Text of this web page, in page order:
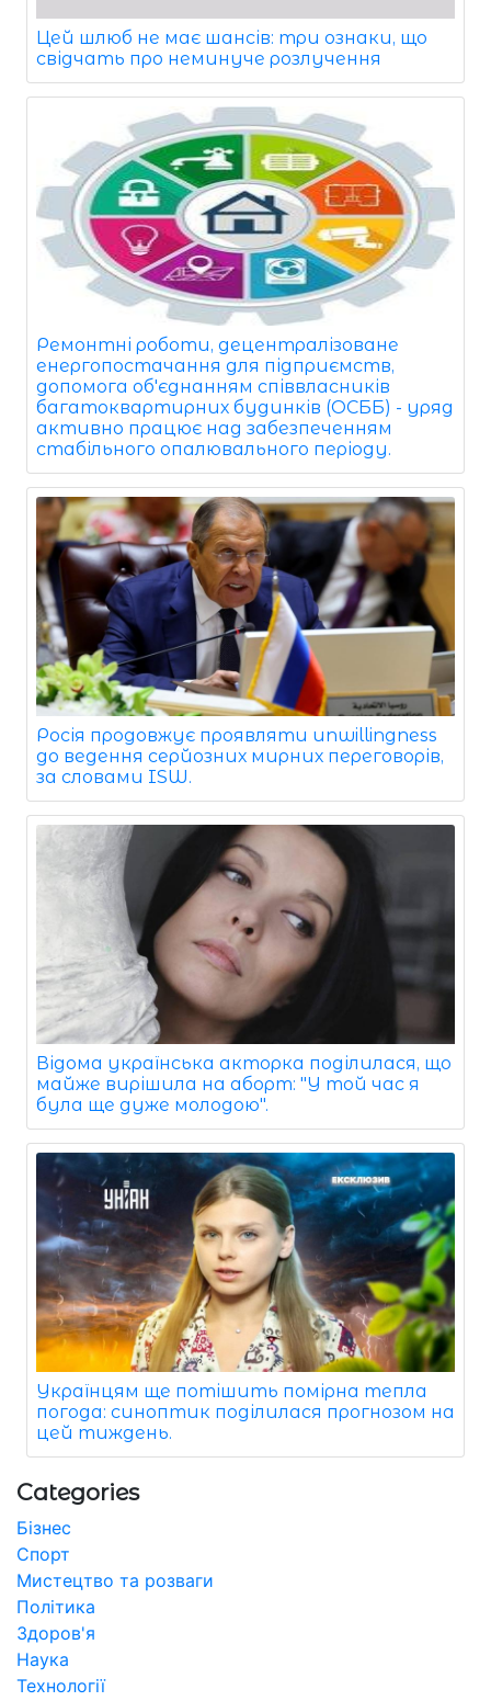
Цей шлюб не має шансів: три ознаки, що
свідчать про неминуче розлучення
Ремонтні роботи, децентралізоване
енергопостачання для підприємств,
допомога об'єднанням співвласників
багатоквартирних будинків (ОСББ) - уряд
активно працює над забезпеченням
стабільного опалювального періоду.
Росія продовжує проявляти unwillingness
до ведення серйозних мирних переговорів,
за словами ISW.
Відома українська акторка поділилася, що
майже вирішила на аборт: "У той час я
була ще дуже молодою".
Українцям ще потішить помірна тепла
погода: синоптик поділилася прогнозом на
цей тиждень.
Categories
Бізнес
Спорт
Мистецтво та розваги
Політика
Здоров'я
Наука
Технології